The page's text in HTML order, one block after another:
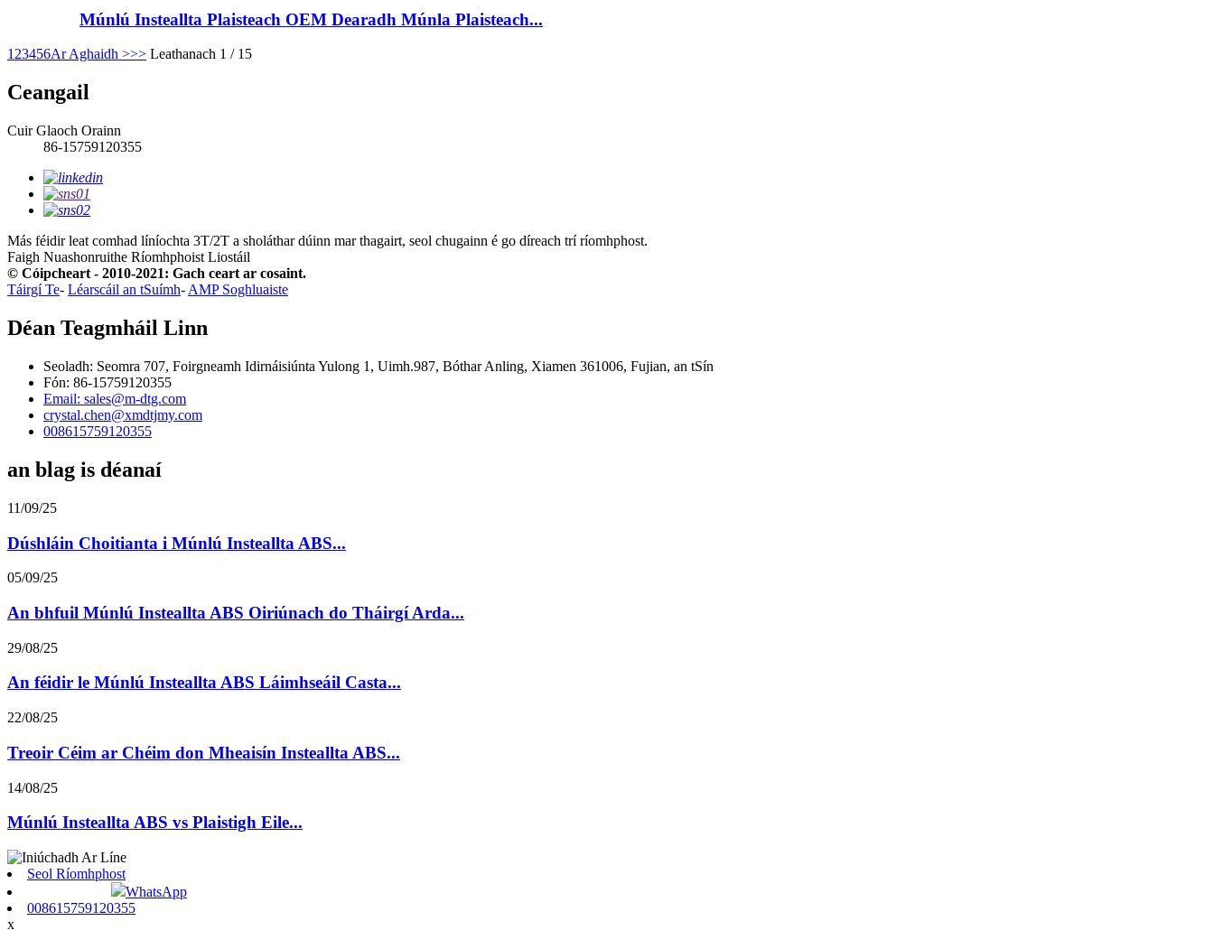
Múnlú Insteallta Plaisteach OEM Dearadh Múnla Plaisteach...
123456Ar Aghaidh >>> Leathanach 1 / 15
Ceangail
Cuir Glaoch Orainn
86-15759120355
Más féidir leat comhad líníochta 3T/2T a sholáthar dúinn mar thagairt, seol chugainn é go díreach trí ríomhphost.
Faigh Nuashonruithe Ríomhphoist Liostáil
© Cóipcheart - 2010-2021: Gach ceart ar cosaint.
Táirgí Te- Léarscáil an tSuímh- AMP Soghluaiste
Déan Teagmháil Linn
Seoladh: Seomra 707, Foirgneamh Idirnáisiúnta Yulong 1, Uimh.987, Bóthar Anling, Xiamen 361006, Fujian, an tSín
Fón: 86-15759120355
Email: sales@m-dtg.com
crystal.chen@xmdtjmy.com
008615759120355
an blag is déanaí
11/09/25
Dúshláin Choitianta i Múnlú Insteallta ABS...
05/09/25
An bhfuil Múnlú Insteallta ABS Oiriúnach do Tháirgí Arda...
29/08/25
An féidir le Múnlú Insteallta ABS Láimhseáil Casta...
22/08/25
Treoir Céim ar Chéim don Mheaisín Insteallta ABS...
14/08/25
Múnlú Insteallta ABS vs Plaistigh Eile...
Seol Ríomhphost
WhatsApp
008615759120355
x